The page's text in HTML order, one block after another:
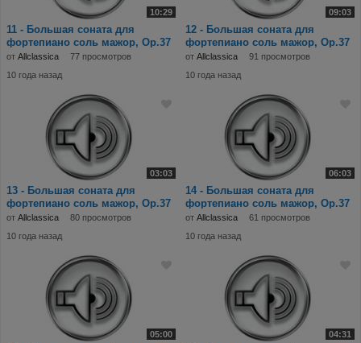
10:29
11 - Большая соната для
фортепиано соль мажор, Op.37
- I. Moderato e r
от Allclassica
77 просмотров
10 года назад
09:03
12 - Большая соната для
фортепиано соль мажор, Op.37
- II. Andante non
от Allclassica
91 просмотров
10 года назад
03:03
13 - Большая соната для
фортепиано соль мажор, Op.37
- III. Scherzo. A
от Allclassica
80 просмотров
10 года назад
06:03
14 - Большая соната для
фортепиано соль мажор, Op.37
- IV. Finale Alle
от Allclassica
61 просмотров
10 года назад
05:00 04:31